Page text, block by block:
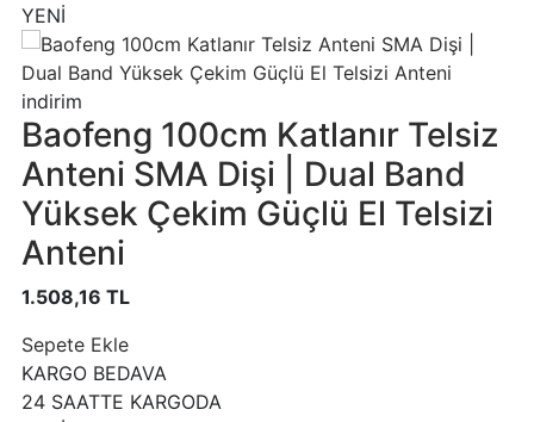
YENİ
indirim
Baofeng 100cm Katlanır Telsiz
Anteni SMA Dişi | Dual Band
Yüksek Çekim Güçlü El Telsizi
Anteni
1.508,16 TL
Sepete Ekle
KARGO BEDAVA
24 SAATTE KARGODA